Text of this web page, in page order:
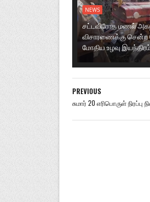
NEWS
சட்டவிரோத மணல்
விசாரணைக்கு
மோதிய உழவு
PREVIOUS
சுமார் 20 எரிபொருள்